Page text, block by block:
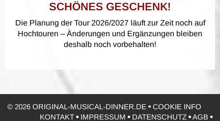
SCHÖNES GESCHENK!
Die Planung der Tour 2026/2027 läuft zur Zeit noch auf
Hochtouren – Änderungen und Ergänzungen bleiben
deshalb noch vorbehalten!
© 2026 ORIGINAL-MUSICAL-DINNER.DE
COOKIE INFO
KONTAKT
IMPRESSUM DATENSCHUTZ AGB